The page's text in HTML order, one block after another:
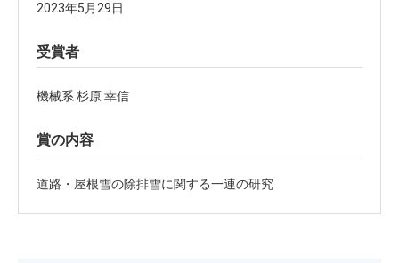
2023年5月29日
受賞者
機械系 杉原 幸信
賞の内容
道路・屋根雪の除排雪に関する一連の研究